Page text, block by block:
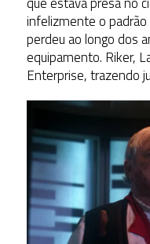
infelizmente o
perdeu ao longo dos
equipamento. Riker,
Enterprise, trazendo